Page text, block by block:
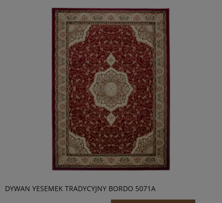
DYWAN YESEMEK TRADYCYJNY BORDO 5071A